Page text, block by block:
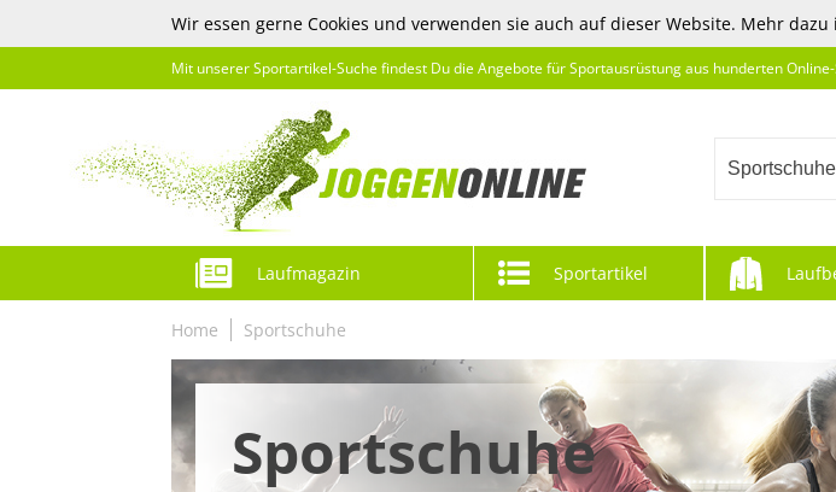
Wir essen gerne Cookies und verwenden sie auch auf dieser Website. Mehr dazu
Mit unserer Sportartikel-Suche findest Du die Angebote für Sportausrüstung aus hunderten
Sportschuhe
Laufmagazin Sportartikel
Home Sportschuhe
Sportschuhe